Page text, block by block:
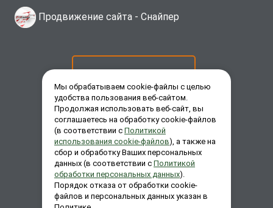
Продвижение сайта - Снайпер
ЗАКАЗАТЬ ЗВОНОК
ЗАДАТЬ ВОПРОС
Мы обрабатываем cookie-файлы с целью
удобства пользования веб-сайтом.
Продолжая использовать веб-сайт, вы
соглашаетесь на обработку cookie-файлов
(в соответствии с Политикой
использования cookie-файлов), а также на
сбор и обработку Ваших персональных
данных (в соответствии с Политикой
обработки персональных данных).
Порядок отказа от обработки cookie-
файлов и персональных данных указан в